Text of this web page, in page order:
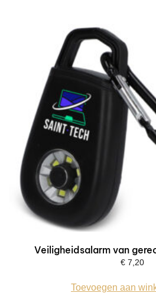
Veiligheidsalarm van
€ 7,20
Toevoegen aan